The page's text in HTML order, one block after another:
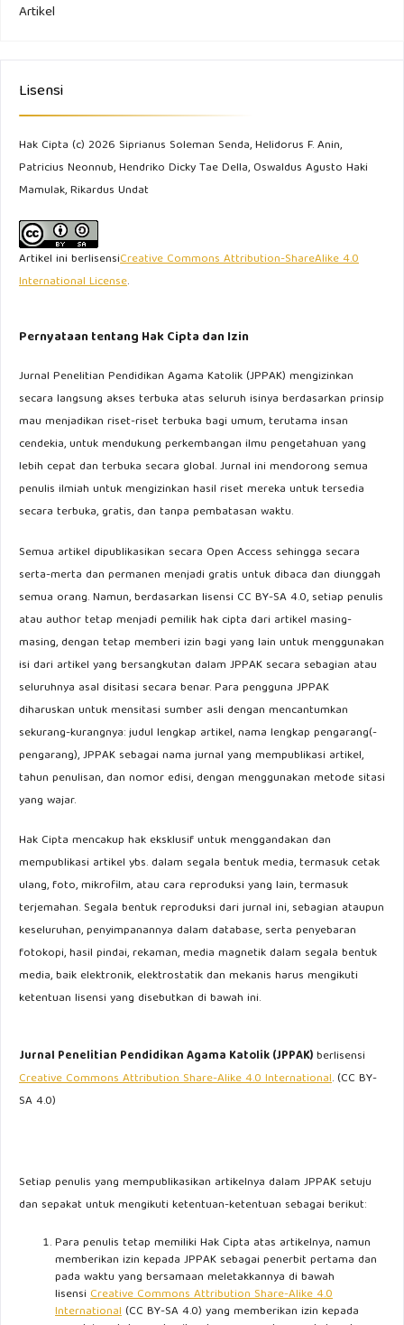
Artikel
Lisensi
Hak Cipta (c) 2026 Siprianus Soleman Senda, Helidorus F. Anin,
Patricius Neonnub, Hendriko Dicky Tae Della, Oswaldus Agusto Haki
Mamulak, Rikardus Undat
Artikel ini berlisensiCreative Commons Attribution-ShareAlike 4.0
International License.
Pernyataan tentang Hak Cipta dan Izin
Jurnal Penelitian Pendidikan Agama Katolik (JPPAK) mengizinkan
secara langsung akses terbuka atas seluruh isinya berdasarkan prinsip
mau menjadikan riset-riset terbuka bagi umum, terutama insan
cendekia, untuk mendukung perkembangan ilmu pengetahuan yang
lebih cepat dan terbuka secara global. Jurnal ini mendorong semua
penulis ilmiah untuk mengizinkan hasil riset mereka untuk tersedia
secara terbuka, gratis, dan tanpa pembatasan waktu.
Semua artikel dipublikasikan secara Open Access sehingga secara
serta-merta dan permanen menjadi gratis untuk dibaca dan diunggah
semua orang. Namun, berdasarkan lisensi CC BY-SA 4.0, setiap penulis
atau author tetap menjadi pemilik hak cipta dari artikel masing-
masing, dengan tetap memberi izin bagi yang lain untuk menggunakan
isi dari artikel yang bersangkutan dalam JPPAK secara sebagian atau
seluruhnya asal disitasi secara benar. Para pengguna JPPAK
diharuskan untuk mensitasi sumber asli dengan mencantumkan
sekurang-kurangnya: judul lengkap artikel, nama lengkap pengarang(-
pengarang), JPPAK sebagai nama jurnal yang mempublikasi artikel,
tahun penulisan, dan nomor edisi, dengan menggunakan metode sitasi
yang wajar.
Hak Cipta mencakup hak eksklusif untuk menggandakan dan
mempublikasi artikel ybs. dalam segala bentuk media, termasuk cetak
ulang, foto, mikrofilm, atau cara reproduksi yang lain, termasuk
terjemahan. Segala bentuk reproduksi dari jurnal ini, sebagian ataupun
keseluruhan, penyimpanannya dalam database, serta penyebaran
fotokopi, hasil pindai, rekaman, media magnetik dalam segala bentuk
media, baik elektronik, elektrostatik dan mekanis harus mengikuti
ketentuan lisensi yang disebutkan di bawah ini.
Jurnal Penelitian Pendidikan Agama Katolik (JPPAK)berlisensi
Creative Commons Attribution Share-Alike 4.0 International. (CC BY-
SA 4.0)
Setiap penulis yang mempublikasikan artikelnya dalam JPPAK setuju
dan sepakat untuk mengikuti ketentuan-ketentuan sebagai berikut:
Para penulis tetap memiliki Hak Cipta atas artikelnya, namun
memberikan izin kepada JPPAK sebagai penerbit pertama dan
pada waktu yang bersamaan meletakkannya di bawah
lisensi Creative Commons Attribution Share-Alike 4.0
International (CC BY-SA 4.0) yang memberikan izin kepada